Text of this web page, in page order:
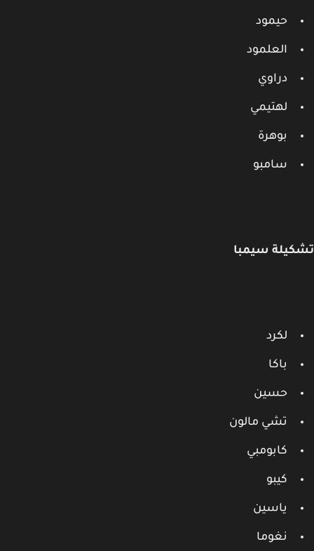
حيمود
العلمود
دراوي
لهتيمي
بوهرة
سامبو
سيمبا
لكرد
باكا
حسين
تشي مالون
كابومبي
كيبو
ياسين
نغوما